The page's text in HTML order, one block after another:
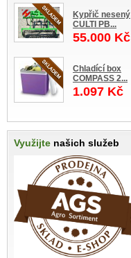
Kypřič nesený
CULTI PB...
55.000 Kč
Chladící box
COMPASS 2...
1.097 Kč
Využijte našich služeb